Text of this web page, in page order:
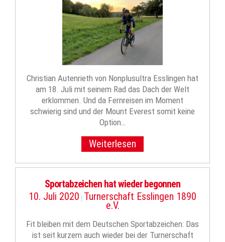
Christian Autenrieth von Nonplusultra Esslingen hat
am 18. Juli mit seinem Rad das Dach der Welt
erklommen. Und da Fernreisen im Moment
schwierig sind und der Mount Everest somit keine
Option…
Weiterlesen
Sportabzeichen hat wieder begonnen
10. Juli 2020 | Turnerschaft Esslingen 1890
e.V.
Fit bleiben mit dem Deutschen Sportabzeichen: Das
ist seit kurzem auch wieder bei der Turnerschaft